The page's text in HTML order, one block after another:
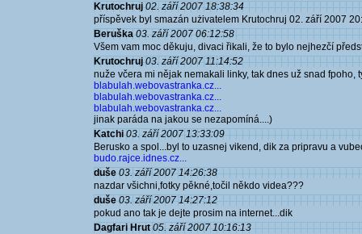
Krutochruj 02. září 2007 18:38:34
příspěvek byl smazán użivatelem Krutochruj 02. září 2007
Beruška 03. září 2007 06:12:58
Všem vam moc děkuju, divaci řikali, že to bylo nejhezčí
Krutochruj 03. září 2007 11:14:52
nuže včera mi nějak nemakali linky, tak dnes už snad fpoho,
blabulah.webovastranka.cz...
blabulah.webovastranka.cz...
blabulah.webovastranka.cz...
jinak paráda na jakou se nezapomíná....)
Katchi 03. září 2007 13:33:09
Berusko a spol...byl to uzasnej vikend, dik za pripravu a
budo.rajce.idnes.cz...
duše 03. září 2007 14:26:38
nazdar všichni,fotky pěkné,točil někdo videa???
duše 03. září 2007 14:27:12
pokud ano tak je dejte prosim na internet...dik
Dagfari Hrut 05. září 2007 10:16:13